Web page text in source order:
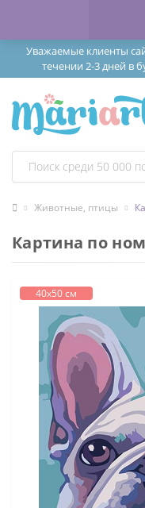
Уважаемые клиенты
течении 2-3 дней в
Животные, птицы
Картина по
40х50 см